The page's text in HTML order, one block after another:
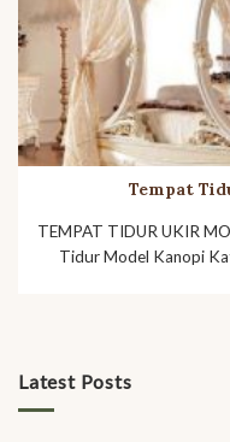
Latest Posts
Tempat
TEMPAT TIDUR UKIR
Tidur Model Kanopi